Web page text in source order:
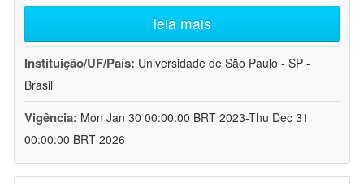
leia mais
Instituição/UF/País: Universidade de São Paulo - SP -
Brasil
Vigência: Mon Jan 30 00:00:00 BRT 2023-Thu Dec 31
00:00:00 BRT 2026